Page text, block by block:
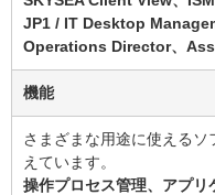
JP1 / IT Desktop
Operations Director、
機能
さまざまな用途に使えるソ
えています。
操作プロセス管理、アプリ